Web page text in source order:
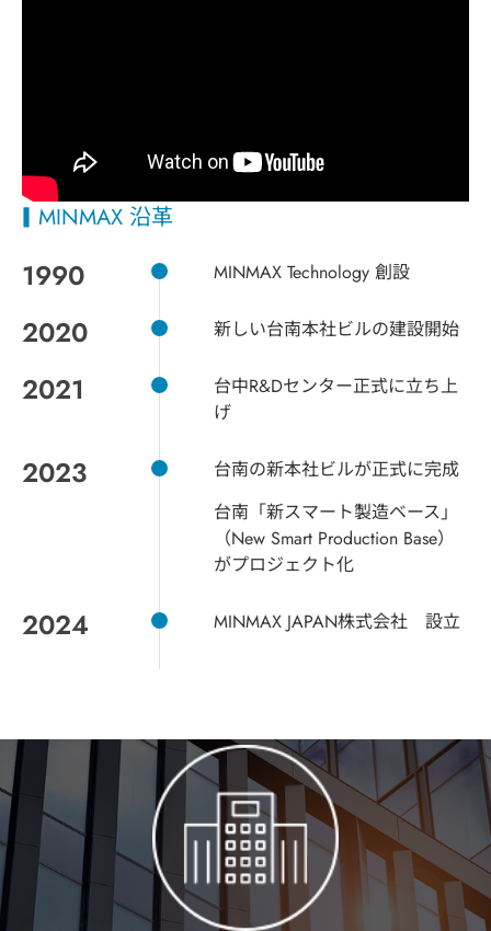
MINMAX 沿革
1990 MINMAX Technology 創設
2020 新しい台南本社ビルの建設開始
2021
台中R&Dセンター正式に立ち上
げ
2023
台南の新本社ビルが正式に完成
台南「新スマート製造ベース」
（New Smart Production Base）
がプロジェクト化
2024 MINMAX JAPAN株式会社 設立